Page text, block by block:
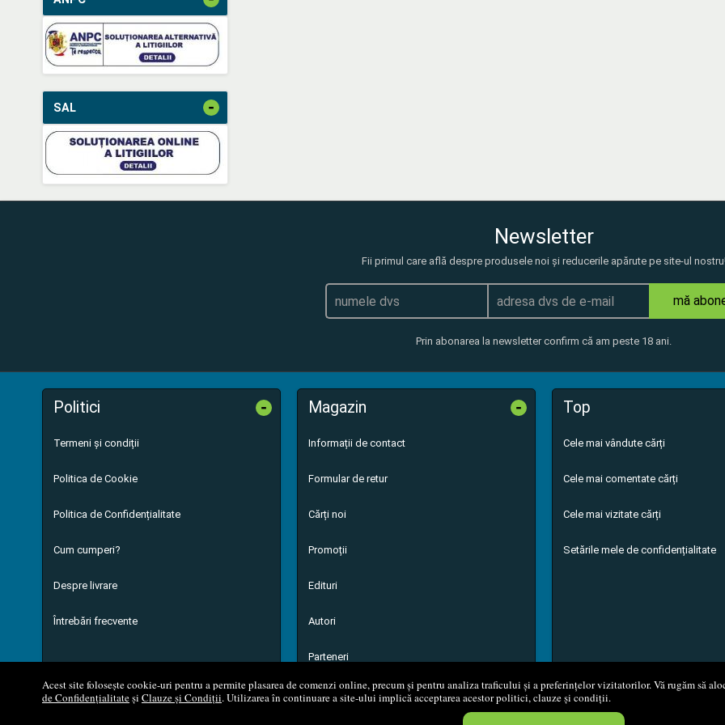
Acest site folosește cookie-uri pentru a permite plasarea de comenzi online, precum și pentru analiza traficului și a preferințelor vizitatorilor. Vă rugăm să
de Confidențialitateși Clauze și Condiții. Utilizarea în continuare a site-ului implică acceptarea acestor politici, clauze și condiții.
SAL -
Newsletter
Fii primul care află despre produsele noi și reducerile apărute pe site-ul
mă
Prin abonarea la newsletter confirm că am peste 18 ani.
Politici -
Termeni și condiții
Politica de Cookie
Politica de Confidențialitate
Cum cumperi?
Despre livrare
Întrebări frecvente
Magazin -
Informații de contact
Formular de retur
Cărți noi
Promoții
Edituri
Autori
Parteneri
Top
Cele mai vândute cărți
Cele mai comentate cărți
Cele mai vizitate cărți
Setările mele de confidențialitate
© 2008 - 2026 S.C. M.G. Net Distribution S.R.L. Magazin online